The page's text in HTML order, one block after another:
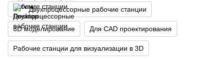
Двухпроцессорные рабочие станции
3D моделирование Для CAD проектирования
Рабочие станции для визуализации в 3D